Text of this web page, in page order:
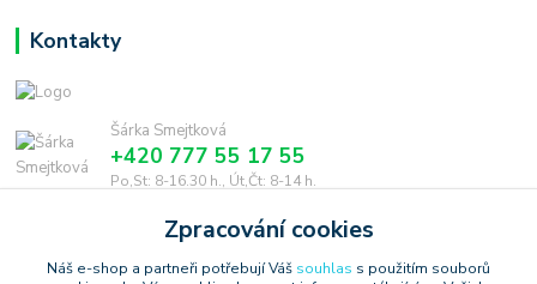
Kontakty
Šárka Smejtková
+420 777 55 17 55
Po,St: 8-16.30 h., Út,Čt: 8-14 h.
smejtkova@trigonmedia.czZpracování cookies
Náš e-shop a partneři potřebují Váš souhlas s použitím souborů